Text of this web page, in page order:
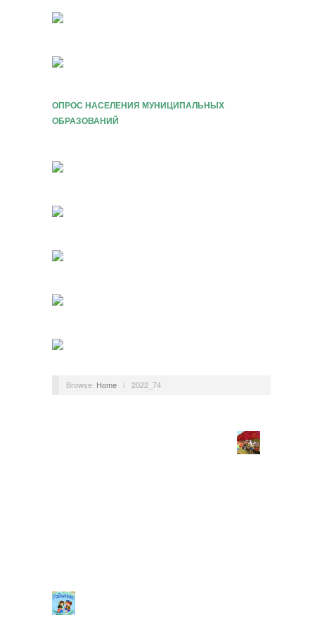
ОПРОС НАСЕЛЕНИЯ МУНИЦИПАЛЬНЫХ
ОБРАЗОВАНИЙ
Browse: Home / 2022_74